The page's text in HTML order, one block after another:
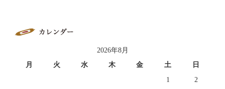
2026年8月
月
火 水 木 金 土
日
1
2